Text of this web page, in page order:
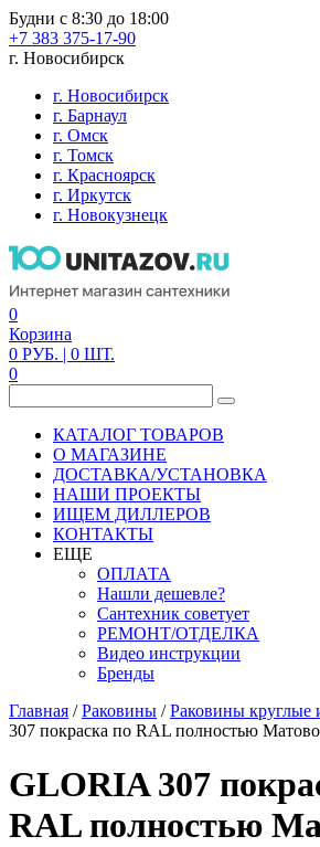
Будни с 8:30 до 18:00
+7 383 375-17-90
г. Новосибирск
г. Новосибирск
г. Барнаул
г. Омск
г. Томск
г. Красноярск
г. Иркутск
г. Новокузнецк
0
Корзина
0 РУБ. | 0 ШТ.
0
КАТАЛОГ ТОВАРОВ
О МАГАЗИНЕ
ДОСТАВКА/УСТАНОВКА
НАШИ ПРОЕКТЫ
ИЩЕМ ДИЛЛЕРОВ
КОНТАКТЫ
ЕЩЕ
ОПЛАТА
Нашли дешевле?
Сантехник советует
РЕМОНТ/ОТДЕЛКА
Видео инструкции
Бренды
Главная /Раковины /Раковины круглые
307 покраска по RAL полностью
GLORIA 307
RAL полностью